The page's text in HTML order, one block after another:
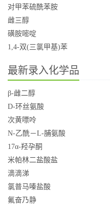
对甲苯硫酰苯胺
雌三醇
磺胺嘧啶
1,4-双(三氯甲基)苯
最新录入化学品
β-雌二醇
D-环丝氨酸
次黄嘌呤
N-乙酰－L-脯氨酸
17α-羟孕酮
米帕林二盐酸盐
滴滴涕
氯普马嗪盐酸
氟奋乃静